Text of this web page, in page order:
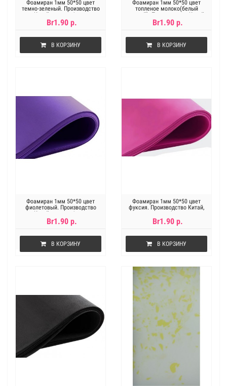
Фоамиран 1мм 50*50 цвет
темно-зеленый. Производство
Китай, цена за 1лист
Br1.90 р.
В КОРЗИНУ
Фоамиран 1мм 50*50 цвет
топленое молоко(белый
теплый). Производство Китай,
цена за 1лист
Br1.90 р.
В КОРЗИНУ
Фоамиран 1мм 50*50 цвет
фиолетовый. Производство
Китай, цена за 1лист
Br1.90 р.
В КОРЗИНУ
Фоамиран 1мм 50*50 цвет
фуксия. Производство Китай,
цена за 1лист
Br1.90 р.
В КОРЗИНУ